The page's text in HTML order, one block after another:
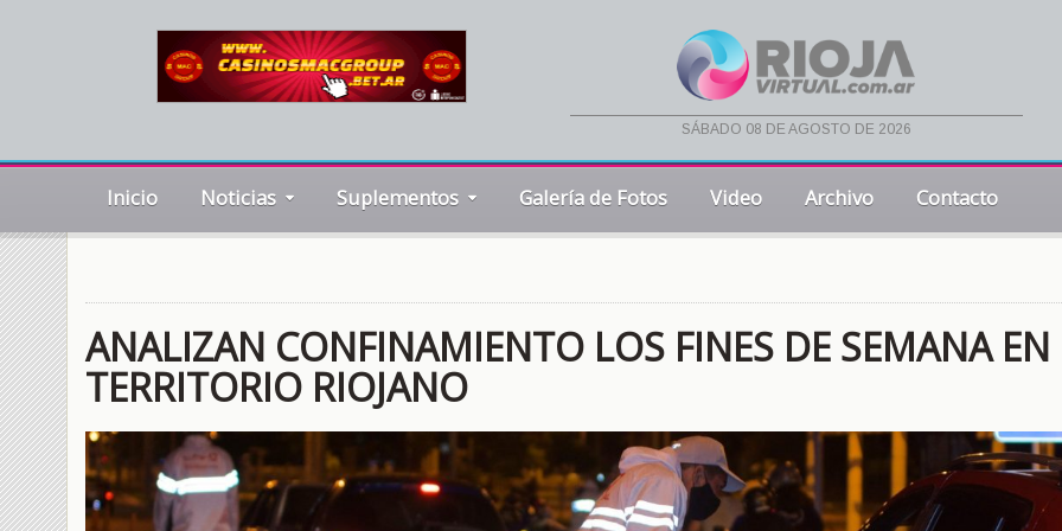
sábado 08 de agosto de 2026
Inicio Noticias Suplementos Galería de Fotos Video Archivo Contacto
ANALIZAN CONFINAMIENTO LOS FINES DE SEMANA EN
TERRITORIO RIOJANO